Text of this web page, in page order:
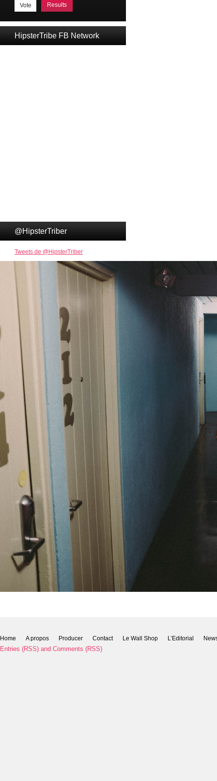
Results
HipsterTribe FB Network
@HipsterTriber
Tweets de @HipsterTriber
Home A propos Producer Contact Le Wall Shop L’Editorial
Entries (RSS) and Comments (RSS)